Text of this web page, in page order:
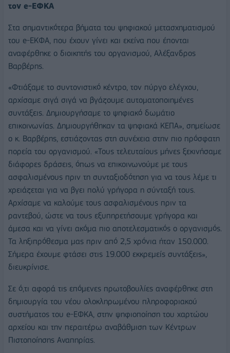
τον e-ΕΦΚΑ
Στα σημαντικότερα βήματα του ψηφιακού μετασχηματισμού
του e-ΕΚΦΑ, που έχουν γίνει και εκείνα που έπονται
αναφέρθηκε ο διοικητής του οργανισμού, Αλέξανδρος
Βαρβέρης.
«Φτιάξαμε το συντονιστικό κέντρο, τον πύργο ελέγχου,
αρχίσαμε σιγά σιγά να βγάζουμε αυτοματοποιημένες
συντάξεις. Δημιουργήσαμε το ψηφιακό δωμάτιο
επικοινωνίας. Δημιουργήθηκαν τα ψηφιακά ΚΕΠΑ», σημείωσε
ο κ. Βαρβέρης, εστιάζοντας στη συνέχεια στην πιο πρόσφατη
πορεία του οργανισμού. «Τους τελευταίους μήνες ξεκινήσαμε
διάφορες δράσεις, όπως να επικοινωνούμε με τους
ασφαλισμένους πριν τη συνταξιοδότηση για να τους λέμε τι
χρειάζεται για να βγει πολύ γρήγορα η σύνταξή τους.
Αρχίσαμε να καλούμε τους ασφαλισμένους πριν τα
ραντεβού, ώστε να τους εξυπηρετήσουμε γρήγορα και
άμεσα και να γίνει ακόμα πιο αποτελεσματικός ο οργανισμός.
Τα ληξιπρόθεσμα μας πριν από 2,5 χρόνια ήταν 150.000.
Σήμερα έχουμε φτάσει στις 19.000 εκκρεμείς συντάξεις»,
διευκρίνισε.
Σε ό,τι αφορά τις επόμενες πρωτοβουλίες αναφέρθηκε στη
δημιουργία του νέου ολοκληρωμένου πληροφοριακού
συστήματος του e-ΕΦΚΑ, στην ψηφιοποίηση του χαρτώου
αρχείου και την περαιτέρω αναβάθμιση των Κέντρων
Πιστοποίησης Αναπηρίας.